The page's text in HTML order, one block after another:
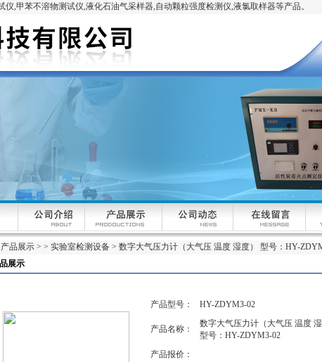
,甲苯不溶物测试仪,液化石油气采样器,自动颗粒强度检测仪,液氯取样器等产品。
产品展示 > > 实验室检测设备 > 数字大气压力计（大气压 温度 湿度） 型号：HY-
展示
产品型号： HY-ZDYM3-02
产品名称：
数字大气压力计（大气压 温度 湿
型号：HY-ZDYM3-02
产品报价：